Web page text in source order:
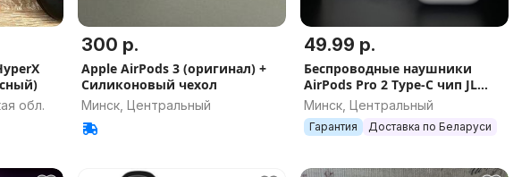
обл.
300 р.
Apple AirPods 3 (оригинал) +
Силиконовый чехол
Минск, Центральный
49.99 р.
Беспроводные наушники
AirPods Pro 2 Type-C чип JL
(Аирподс, эирподс, air pods)
копия
Минск, Центральный
Гарантия Доставка по Беларуси